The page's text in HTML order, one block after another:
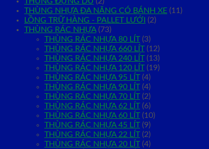
THÙNG NHỰA ĐA NĂNG CÓ BÁNH XE (11)
LỒNG TRỮ HÀNG - PALLET LƯỚI
(2)
THÙNG RÁC NHỰA (73)
THÙNG RÁC NHỰA 80 LÍT (3)
THÙNG RÁC NHỰA 660 LÍT (12)
THÙNG RÁC NHỰA 240 LÍT (13)
THÙNG RÁC NHỰA 120 LÍT (19)
THÙNG RÁC NHỰA 95 LÍT (4)
THÙNG RÁC NHỰA 90 LÍT (4)
THÙNG RÁC NHỰA 70 LÍT (2)
THÙNG RÁC NHỰA 62 LÍT (6)
THÙNG RÁC NHỰA 60 LÍT (10)
THÙNG RÁC NHỰA 45 LÍT (9)
THÙNG RÁC NHỰA 22 LÍT (2)
THÙNG RÁC NHỰA 20 LÍT (4)